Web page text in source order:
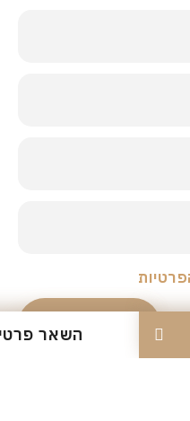
שליחה השאר פרטים